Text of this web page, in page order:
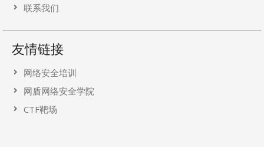
联系我们
友情链接
网络安全培训
网盾网络安全学院
CTF靶场